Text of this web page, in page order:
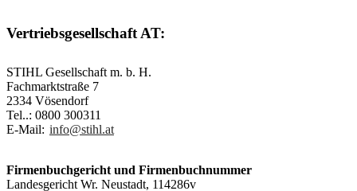
Vertriebsgesellschaft AT:
STIHL Gesellschaft m. b. H.
Fachmarktstraße 7
2334 Vösendorf
Tel..: 0800 300311
E-Mail: info@stihl.at
Firmenbuchgericht und Firmenbuchnummer
Landesgericht Wr. Neustadt, 114286v